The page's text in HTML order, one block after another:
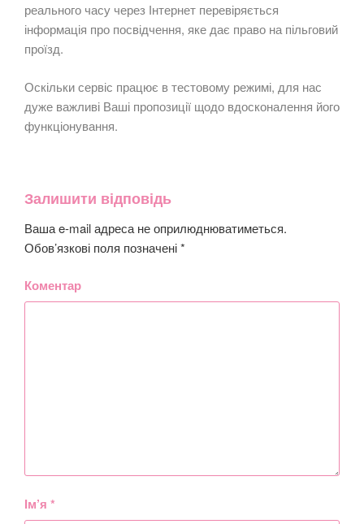
реального часу через Інтернет перевіряється
інформація про посвідчення, яке дає право на пільговий
проїзд.
Оскільки сервіс працює в тестовому режимі, для нас
дуже важливі Ваші пропозиції щодо вдосконалення його
функціонування.
Залишити відповідь
Ваша e-mail адреса не оприлюднюватиметься.
Обов’язкові поля позначені*
Коментар
Ім’я *